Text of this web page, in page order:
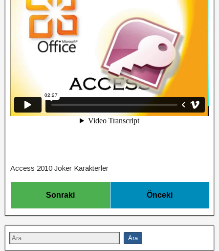
Access 2010 Joker Karakterler
Sonraki Önceki